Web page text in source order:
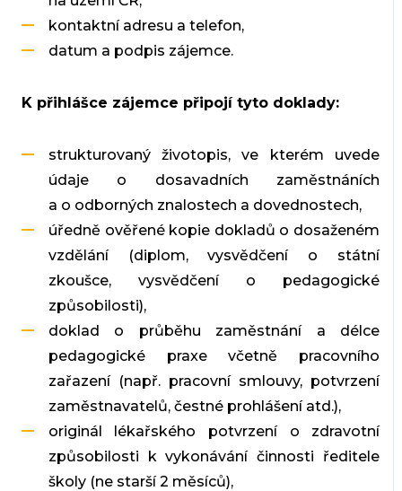
kontaktní adresu a telefon,
datum a podpis zájemce.
K přihlášce zájemce připojí tyto doklady:
strukturovaný životopis, ve kterém uvede
údaje o dosavadních zaměstnáních
a o odborných znalostech a dovednostech,
úředně ověřené kopie dokladů o dosaženém
vzdělání (diplom, vysvědčení o státní
zkoušce, vysvědčení o pedagogické
způsobilosti),
doklad o průběhu zaměstnání a délce
pedagogické praxe včetně pracovního
zařazení (např. pracovní smlouvy, potvrzení
zaměstnavatelů, čestné prohlášení atd.),
originál lékařského potvrzení o zdravotní
způsobilosti k vykonávání činnosti ředitele
školy (ne starší 2 měsíců),